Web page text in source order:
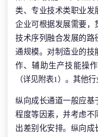
类、专业技术类职业发
企业可根据发展需要，
技术序列融合发展的路
通规模。对制造业的技
作、辅助生产技能操
（详见附表1）。其他
纵向成长通道一般应基
程度等因素，并考虑不
出差别化安排。纵向